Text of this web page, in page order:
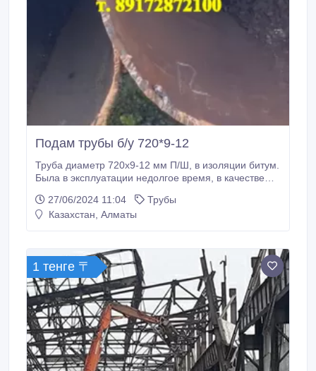
Подам трубы б/у 720*9-12
Труба диаметр 720х9-12 мм П/Ш, в изоляции битум.
Была в эксплуатации недолгое время, в качестве
общий объем 300 тонн, за наличный расчет 36
тысяч за тонну, с НДС 39000 рублей..
27/06/2024 11:04
Трубы
Казахстан, Алматы
1 тенге 〒